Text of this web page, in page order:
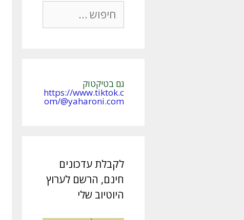
חיפוש:
גם בטיקטוק
https://www.tiktok.c
om/@yaharoni.com
לקבלת עדכונים
חינם, הרשם לערוץ
היוטיוב שלי